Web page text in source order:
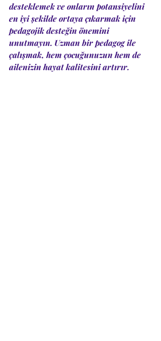
desteklemek ve onların potansiyelini
en iyi şekilde ortaya çıkarmak için
pedagojik desteğin önemini
unutmayın. Uzman bir pedagog ile
çalışmak, hem çocuğunuzun hem de
ailenizin hayat kalitesini artırır.